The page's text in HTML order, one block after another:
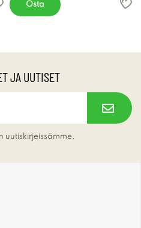
Osta
JA UUTISET
uutiskirjeissämme.